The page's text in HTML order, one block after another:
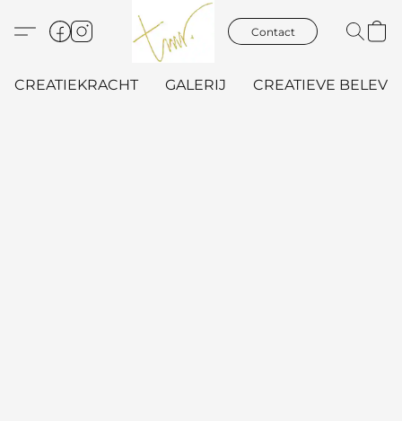
Contact
CREATIEKRACHT GALERIJ CREATIEVE